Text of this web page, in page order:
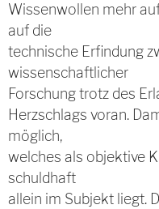
Wissenwollen mehr
auf die
technische Erfindung
wissenschaftlicher
Forschung trotz des
Herzschlags voran.
möglich,
welches als objektive
schuldhaft
allein im Subjekt liegt.